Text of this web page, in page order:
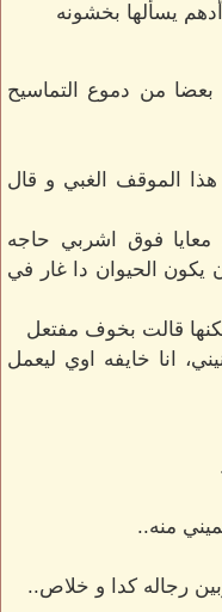
يسألها بخشونه
بعضا من دموع التماسيح
الموقف الغبي و قال
فوق اشربي حاجه
الحيوان دا غار في
قالت بخوف مفتعل
انا خايفه اوي ليعمل
منه..
رجاله كدا و خلاص..